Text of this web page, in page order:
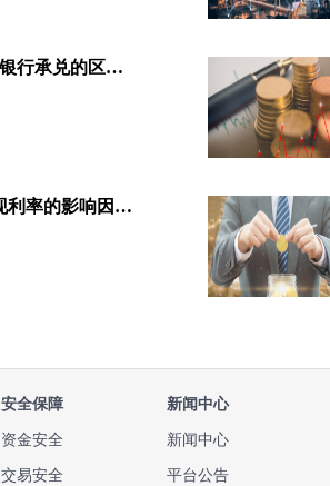
三方面说明商业承兑和银行承兑的区别！
2分钟了解银行承兑贴现利率的影响因素！
安全保障
资金安全
交易安全
新闻中心
新闻中心
平台公告